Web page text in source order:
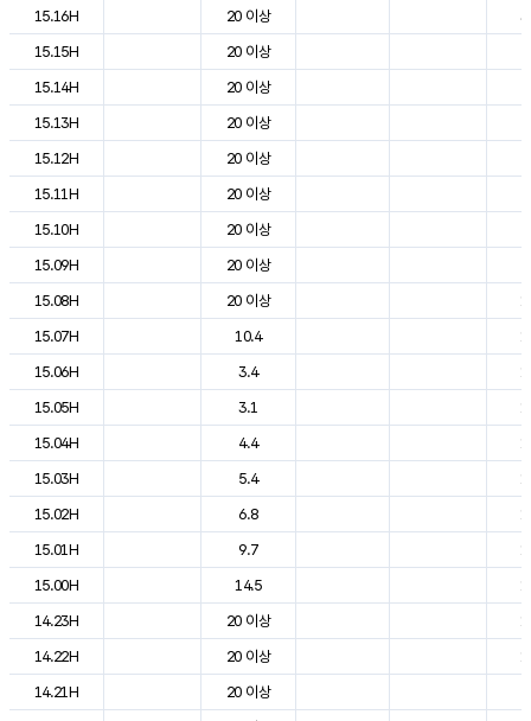
15.16H
20 이상
15.15H
20 이상
15.14H
20 이상
15.13H
20 이상
15.12H
20 이상
15.11H
20 이상
15.10H
20 이상
15.09H
20 이상
15.08H
20 이상
15.07H
10.4
15.06H
3.4
15.05H
3.1
15.04H
4.4
15.03H
5.4
15.02H
6.8
15.01H
9.7
15.00H
14.5
14.23H
20 이상
14.22H
20 이상
14.21H
20 이상